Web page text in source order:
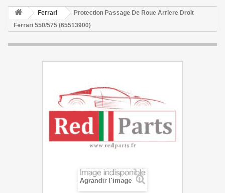
Ferrari
Protection Passage De Roue Arriere Droit
Ferrari 550/575 (65513900)
Agrandir l'image